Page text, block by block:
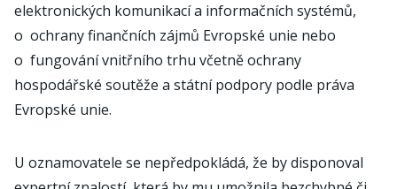
elektronických komunikací a informačních systémů,
o ochrany finančních zájmů Evropské unie nebo
o fungování vnitřního trhu včetně ochrany
hospodářské soutěže a státní podpory podle práva
Evropské unie.
U oznamovatele se nepředpokládá, že by disponoval